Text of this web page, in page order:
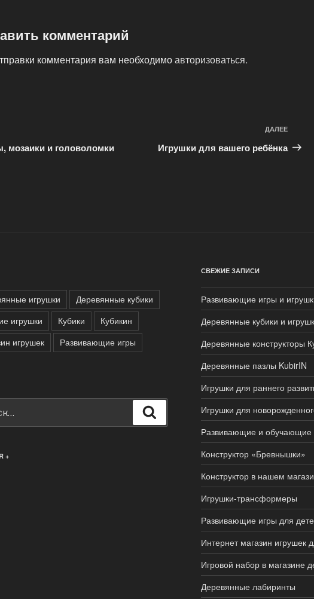
комментарий
комментария вам необходимоавторизоваться.
мозаики и головоломки
запись
ДАЛЕЕ
Игрушки для вашего ребёнка
игрушки
Деревянные кубики
игрушки
Кубики
Кубикин
игрушек
Развивающие игры
+
СВЕЖИЕ ЗАПИСИ
Развивающие игры и
Деревянные кубики и
Деревянные конструкторы
Деревянные пазлы KubirIN
Игрушки для раннего
Игрушки для
Развивающие и обучающие
Конструктор «Бревнышки»
Конструктор в нашем
Игрушки-трансформеры
Развивающие игры для
Интернет магазин игрушек
Игровой набор в магазине
Деревянные лабиринты